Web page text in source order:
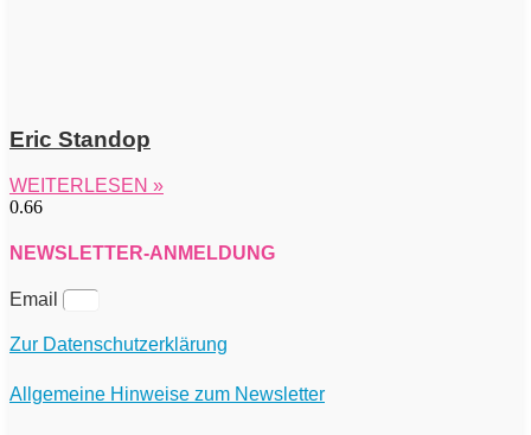
Eric Standop
WEITERLESEN »
NEWSLETTER-ANMELDUNG
Email
Zur Datenschutzerklärung
Allgemeine Hinweise zum Newsletter